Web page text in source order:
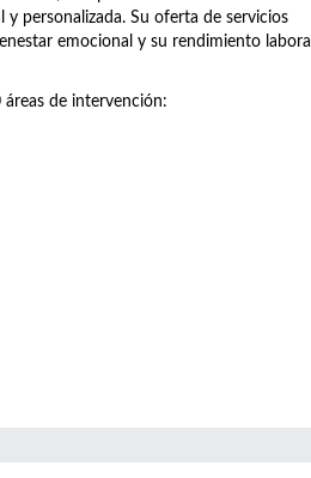
personalizada. Su oferta de servicios
emocional y su rendimiento laboral
de intervención: